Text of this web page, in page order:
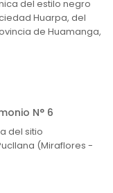
del estilo negro
Huarpa, del
de Huamanga,
N° 6
del sitio
(Miraflores -